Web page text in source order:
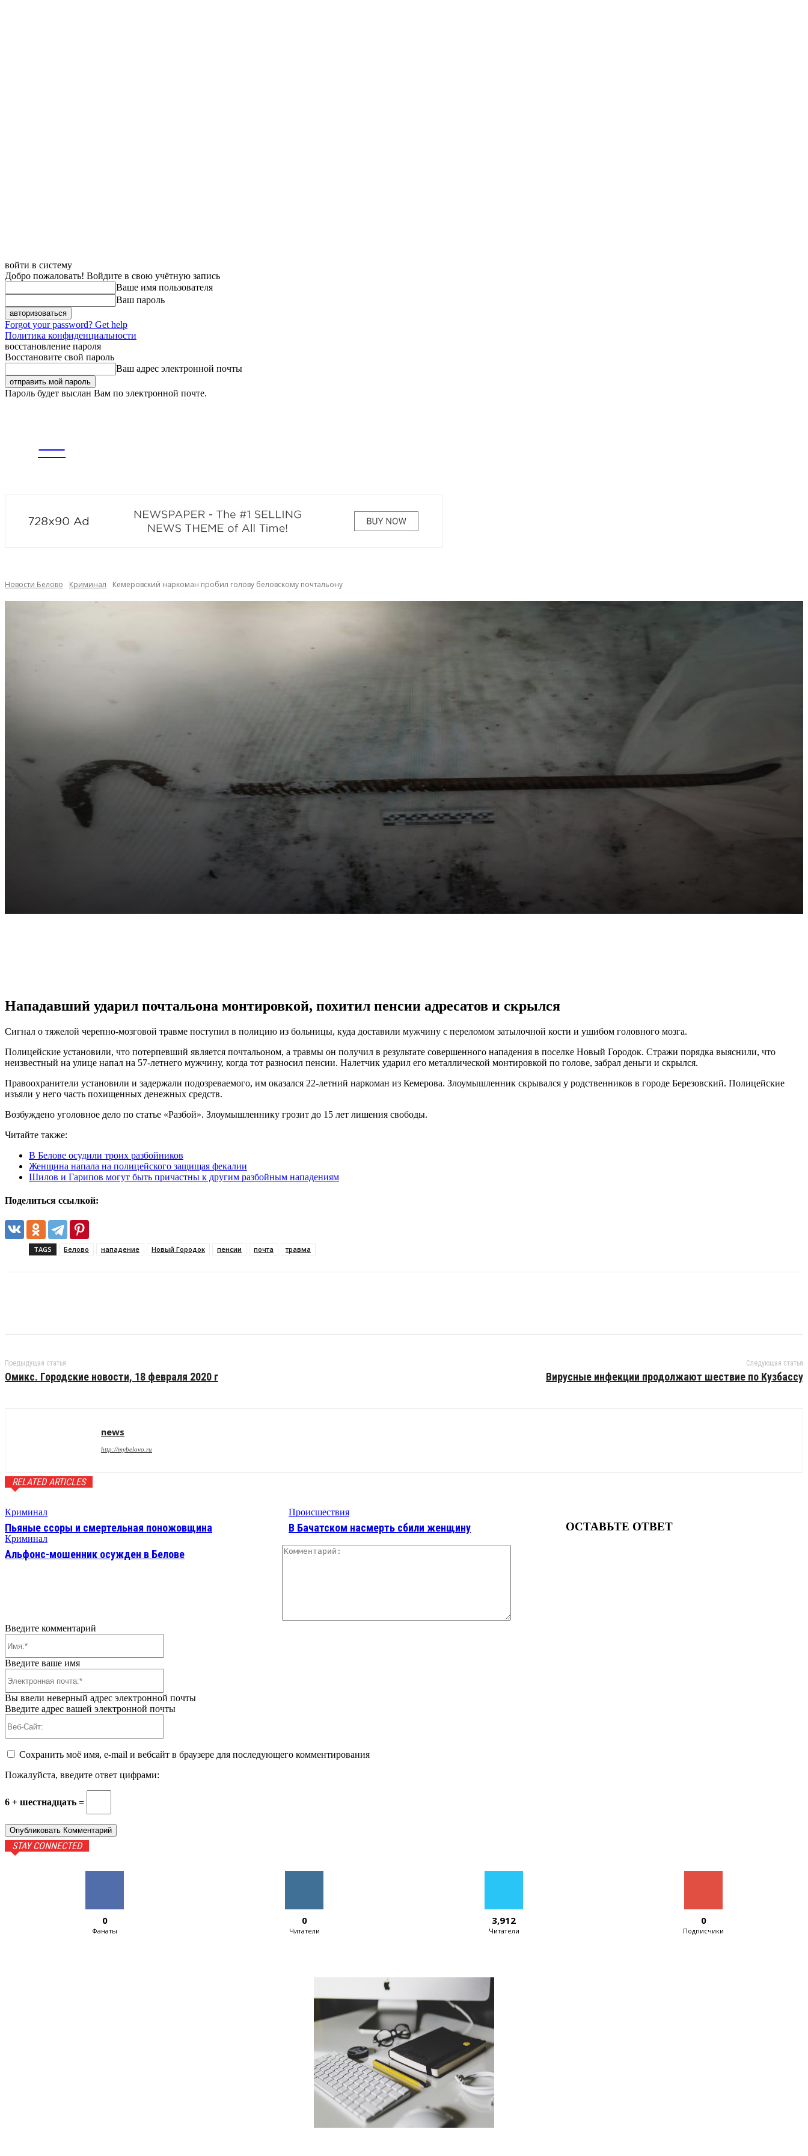
войти в систему
Добро пожаловать! Войдите в свою учётную запись
Ваше имя пользователя
Ваш пароль
Forgot your password? Get help
Политика конфиденциальности
восстановление пароля
Восстановите свой пароль
Ваш адрес электронной почты
Пароль будет выслан Вам по электронной почте.
news
Новости Белово Криминал Кемеровский наркоман пробил голову беловскому почтальону
Нападавший ударил почтальона монтировкой, похитил пенсии адресатов и скрылся
Сигнал о тяжелой черепно-мозговой травме поступил в полицию из больницы, куда доставили мужчину с переломом затылочной кости и ушибом головного мозга.
Полицейские установили, что потерпевший является почтальоном, а травмы он получил в результате совершенного нападения в поселке Новый Городок. Стражи порядка выяснили, что
неизвестный на улице напал на 57-летнего мужчину, когда тот разносил пенсии. Налетчик ударил его металлической монтировкой по голове, забрал деньги и скрылся.
Правоохранители установили и задержали подозреваемого, им оказался 22-летний наркоман из Кемерова. Злоумышленник скрывался у родственников в городе Березовский. Полицейские
изъяли у него часть похищенных денежных средств.
Возбуждено уголовное дело по статье «Разбой». Злоумышленнику грозит до 15 лет лишения свободы.
Читайте также:
В Белове осудили троих разбойников
Женщина напала на полицейского защищая фекалии
Шилов и Гарипов могут быть причастны к другим разбойным нападениям
Поделиться ссылкой:
TAGS Белово нападение Новый Городок пенсии почта травма
Предыдущая статья
Омикс. Городские новости, 18 февраля 2020 г
Следующая статья
Вирусные инфекции продолжают шествие по Кузбассу
news
http://mybelovo.ru
RELATED ARTICLES
Криминал
Пьяные ссоры и смертельная поножовщина
Происшествия
В Бачатском насмерть сбили женщину
Криминал
Альфонс-мошенник осужден в Белове
ОСТАВЬТЕ ОТВЕТ
Введите комментарий
Введите ваше имя
Вы ввели неверный адрес электронной почты
Введите адрес вашей электронной почты
Сохранить моё имя, e-mail и вебсайт в браузере для последующего комментирования
Пожалуйста, введите ответ цифрами:
6 + шестнадцать =
STAY CONNECTED
0
Фанаты
0
Читатели
3,912
Читатели
0
Подписчики